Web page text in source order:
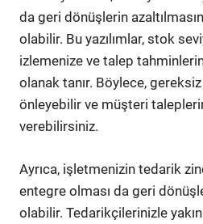
da geri dönüşlerin
olabilir. Bu yazılımlar, stok
izlemenize ve talep
olanak tanır. Böylece,
önleyebilir ve müşteri
verebilirsiniz.
Ayrıca, işletmenizin tedarik
entegre olması da geri
olabilir. Tedarikçilerinizle